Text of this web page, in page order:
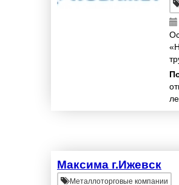
Максима г.Ижевск
Металлоторговые компании